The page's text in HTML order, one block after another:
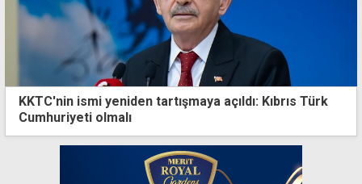
KKTC'nin ismi yeniden tartışmaya açıldı: Kıbrıs Türk
Cumhuriyeti olmalı